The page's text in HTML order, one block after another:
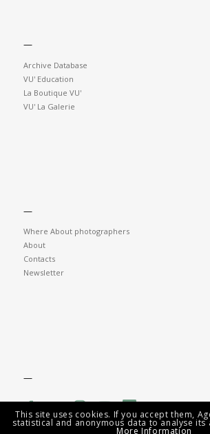
—
Archive Database
VU' Education
La Boutique VU'
VU' La Galerie
—
Where About photographers
About
Contacts
Newsletter
—
This site uses cookies. If you accept them,
statistical and anonymous data to analyse its
More Information